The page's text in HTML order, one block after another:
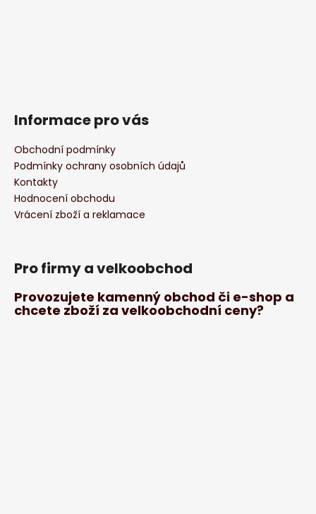
Informace pro vás
Obchodní podmínky
Podmínky ochrany osobních údajů
Kontakty
Hodnocení obchodu
Vrácení zboží a reklamace
Pro firmy a velkoobchod
Provozujete kamenný obchod či e-shop a
chcete zboží za velkoobchodní ceny?